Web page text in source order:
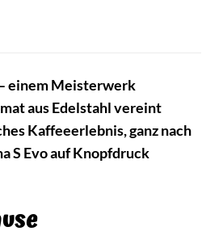
einem Meisterwerk
aus Edelstahl vereint
Kaffeeerlebnis, ganz nach
S Evo auf Knopfdruck